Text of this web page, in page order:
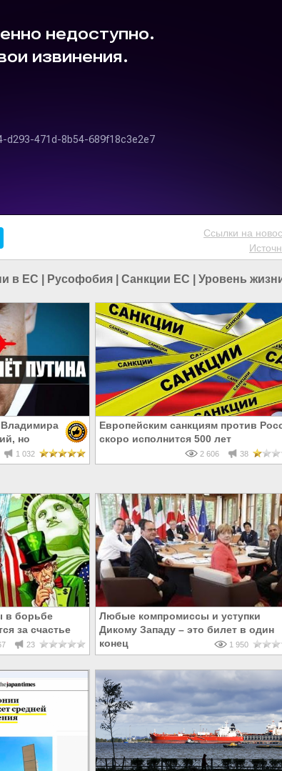
Ссылки на
в ЕС Русофобия Санкции ЕС Уровень
Владимира
но
1 032
Европейским санкциям против
скоро исполнится 500 лет
2 606 38
в борьбе
за счастье
23
Любые компромиссы и уступки
Дикому Западу – это билет в один
конец
1 950